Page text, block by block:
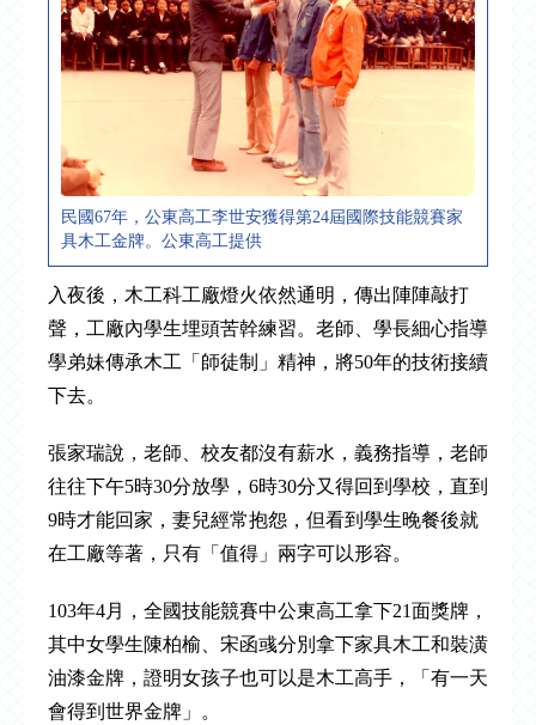
民國67年，公東高工李世安獲得第24屆國際技能競賽家
具木工金牌。公東高工提供
入夜後，木工科工廠燈火依然通明，傳出陣陣敲打
聲，工廠內學生埋頭苦幹練習。老師、學長細心指導
學弟妹傳承木工「師徒制」精神，將50年的技術接續
下去。
張家瑞說，老師、校友都沒有薪水，義務指導，老師
往往下午5時30分放學，6時30分又得回到學校，直到
9時才能回家，妻兒經常抱怨，但看到學生晚餐後就
在工廠等著，只有「值得」兩字可以形容。
103年4月，全國技能競賽中公東高工拿下21面獎牌，
其中女學生陳柏榆、宋函彧分別拿下家具木工和裝潢
油漆金牌，證明女孩子也可以是木工高手，「有一天
會得到世界金牌」。